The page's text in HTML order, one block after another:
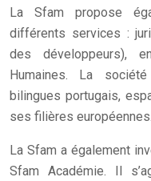
La Sfam propose
différents services :
des développeurs),
Humaines. La
bilingues portugais,
ses filières européennes.
La Sfam a également
Sfam Académie. Il